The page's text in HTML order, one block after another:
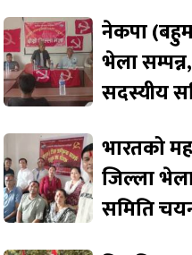
नेकपा
भेला
सदस्यीय
भारतको
जिल्ला
समिति